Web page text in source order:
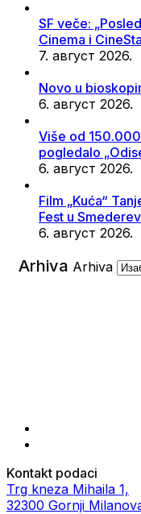
SF veče:
Cinema i
7. август 2026.
Novo u
6. август 2026.
Više od
pogledalo
6. август 2026.
Film „Kuća“
Fest u
6. август 2026.
Arhiva Arhiva
Kontakt podaci
Trg kneza Mihaila 1,
32300 Gornji